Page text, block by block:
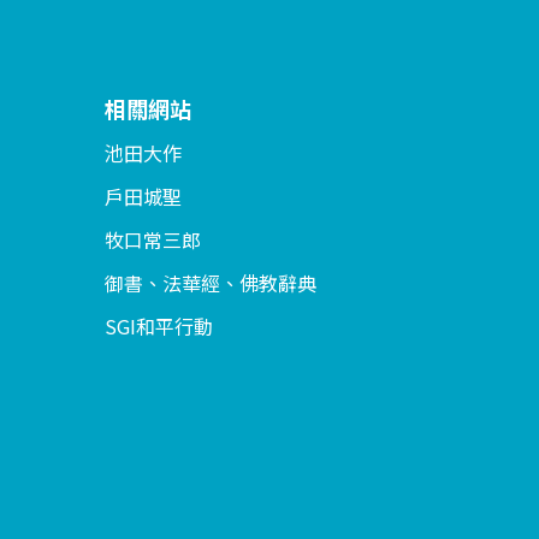
相關網站
池田大作
戶田城聖
牧口常三郎
御書、法華經、佛教辭典
SGI和平行動